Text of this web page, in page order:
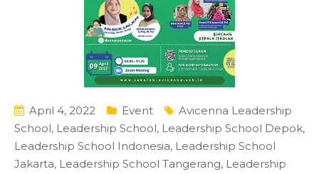
April 4, 2022 Event
Avicenna Leadership
School, Leadership School, Leadership School Depok,
Leadership School Indonesia, Leadership School
Jakarta, Leadership School Tangerang, Leadership